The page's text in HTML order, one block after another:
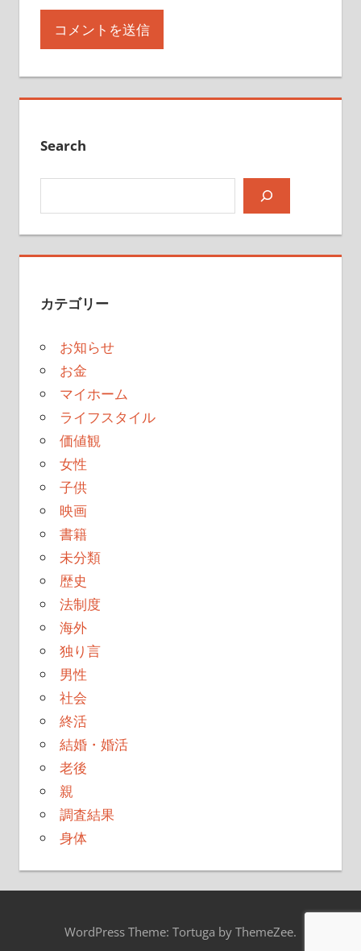
Search
カテゴリー
お知らせ
お金
マイホーム
ライフスタイル
価値観
女性
子供
映画
書籍
未分類
歴史
法制度
海外
独り言
男性
社会
終活
結婚・婚活
老後
親
調査結果
身体
WordPress Theme: Tortuga by ThemeZee.